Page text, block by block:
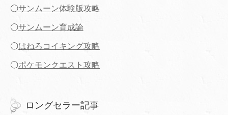
〇サンムーン体験版攻略
〇サンムーン育成論
〇はねろコイキング攻略
〇ポケモンクエスト攻略
ロングセラー記事